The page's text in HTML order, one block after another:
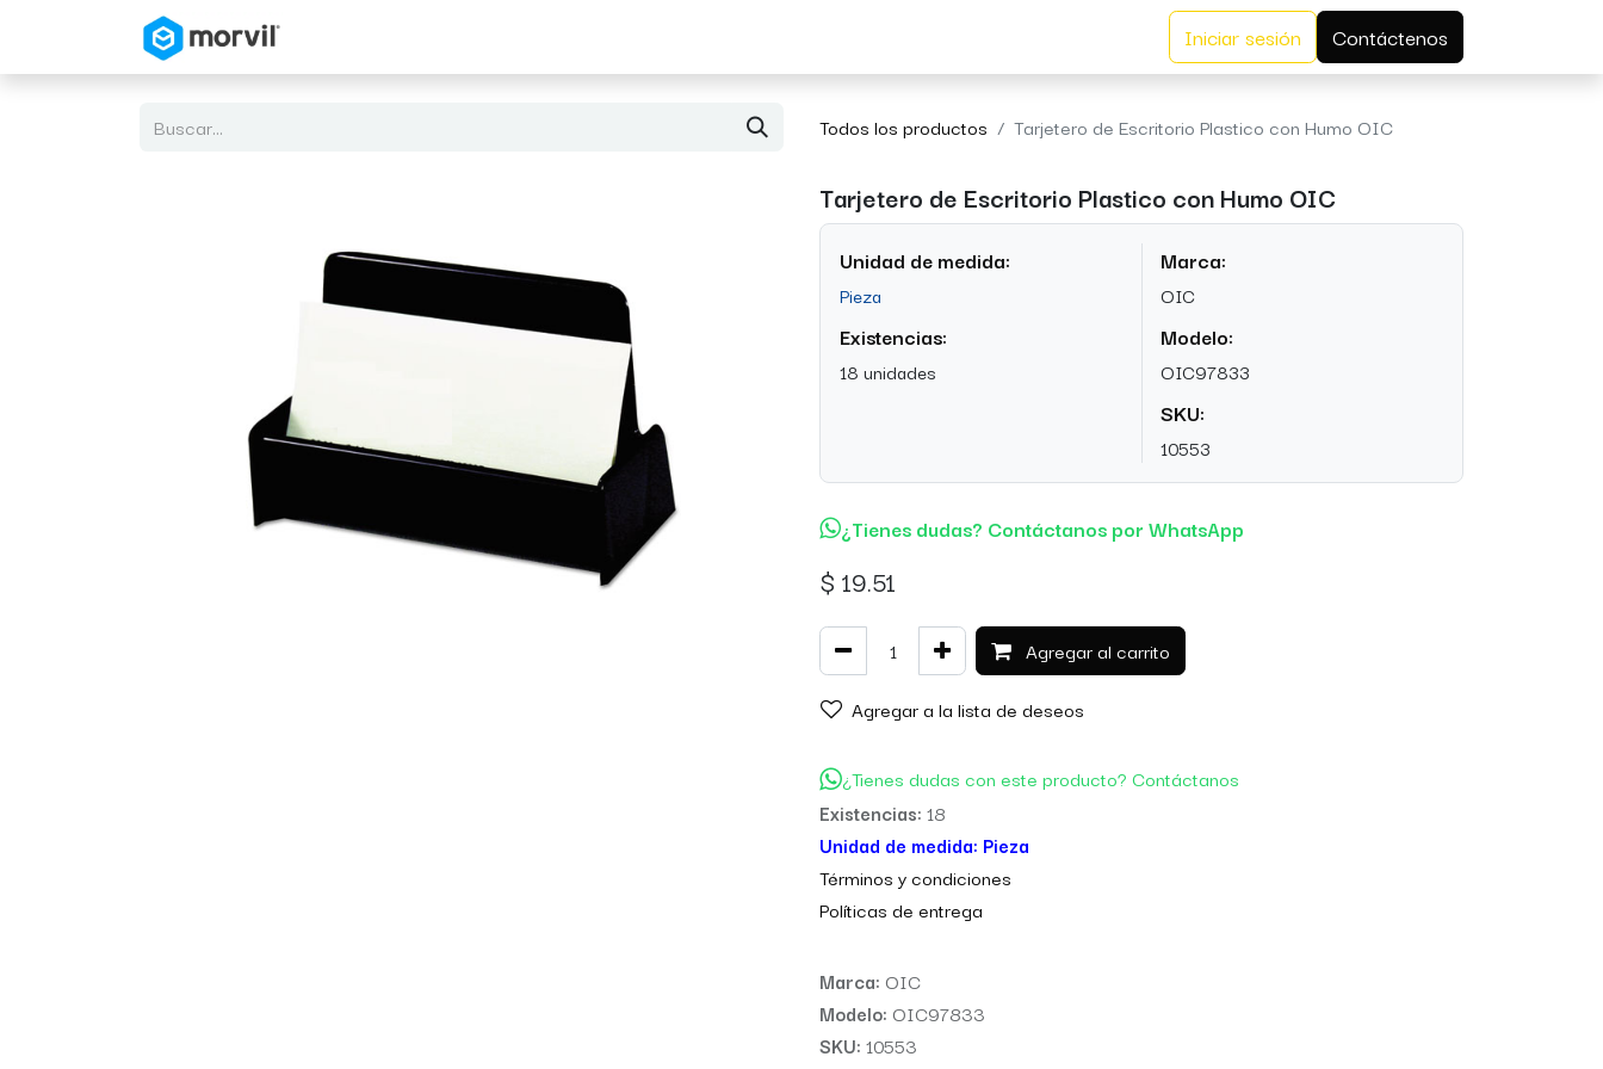
Iniciar sesión Contáctenos
Todos los productos Tarjetero de Escritorio Plastico con Humo OIC
Tarjetero de Escritorio Plastico con Humo OIC
Unidad de medida:
Pieza
Existencias:
18 unidades
Marca:
OIC
Modelo:
OIC97833
SKU:
10553
¿Tienes dudas? Contáctanos por WhatsApp
$ 19.51
Agregar al carrito
Agregar a la lista de deseos
¿Tienes dudas con este producto? Contáctanos
Existencias: 18
Unidad de medida: Pieza
Términos y condiciones
Políticas de entrega
Marca: OIC
Modelo: OIC97833
SKU: 10553